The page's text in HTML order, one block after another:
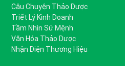
Câu Chuyện Thảo Dược
Triết Lý Kinh Doanh
Tầm Nhìn Sứ Mệnh
Văn Hóa Thảo Dược
Nhận Diện Thương Hiệu